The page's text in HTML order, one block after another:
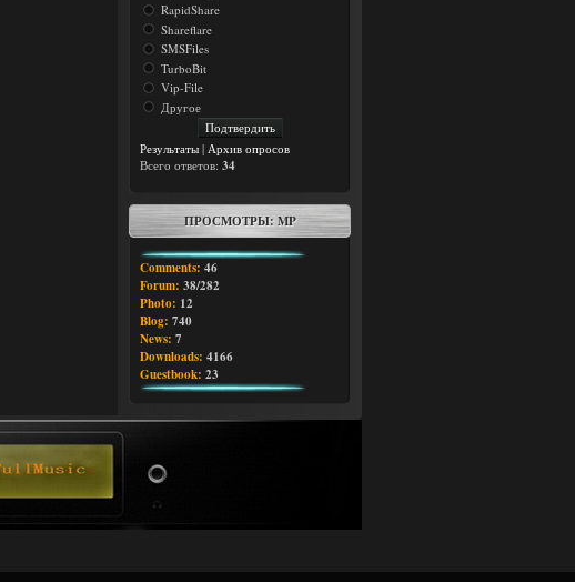
RapidShare
Shareflare
SMSFiles
TurboBit
Vip-File
Другое
Результаты | Архив опросов
Всего ответов: 34
ПРОСМОТРЫ: MP
Comments: 46
Forum: 38/282
Photo: 12
Blog: 740
News: 7
Downloads: 4166
Guestbook: 23